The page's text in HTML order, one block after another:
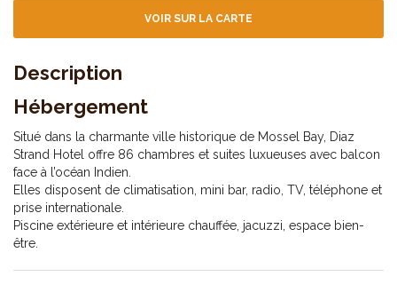
VOIR SUR LA CARTE
Description
Hébergement
Situé dans la charmante ville historique de Mossel Bay, Diaz
Strand Hotel offre 86 chambres et suites luxueuses avec balcon
face à l’océan Indien.
Elles disposent de climatisation, mini bar, radio, TV, téléphone et
prise internationale.
Piscine extérieure et intérieure chauffée, jacuzzi, espace bien-
être.